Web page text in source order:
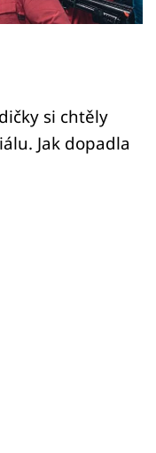
si chtěly
Jak dopadla